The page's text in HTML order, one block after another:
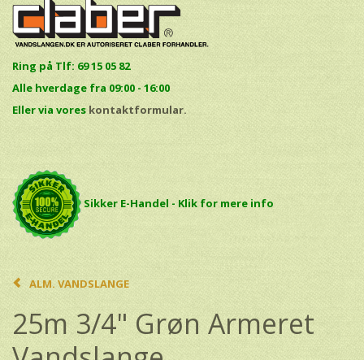
Ring på Tlf: 69 15 05 82
Alle hverdage fra 09:00 - 16:00
Eller via vores kontaktformular.
Sikker E-Handel - Klik for mere info
ALM. VANDSLANGE
25m 3/4" Grøn Armeret